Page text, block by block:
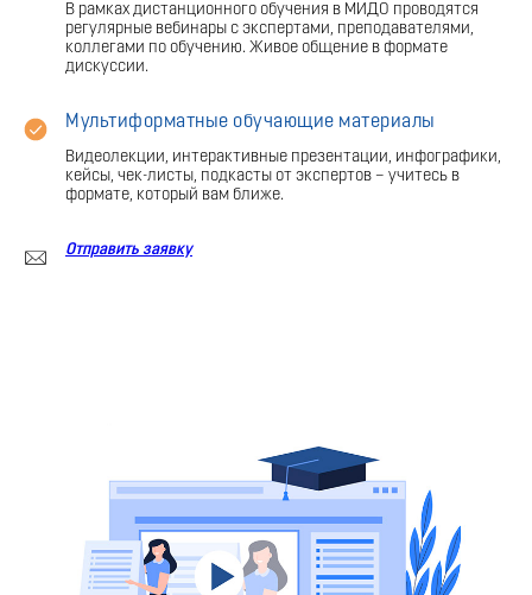
В рамках дистанционного обучения в МИДО проводятся
регулярные вебинары с экспертами, преподавателями,
коллегами по обучению. Живое общение в формате
дискуссии.
Мультиформатные обучающие материалы
Видеолекции, интерактивные презентации, инфографики,
кейсы, чек-листы, подкасты от экспертов – учитесь в
формате, который вам ближе.
Отправить заявку